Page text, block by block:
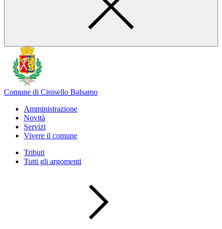
Comune di Cinisello Balsamo
Amministrazione
Novità
Servizi
Vivere il comune
Tributi
Tutti gli argomenti